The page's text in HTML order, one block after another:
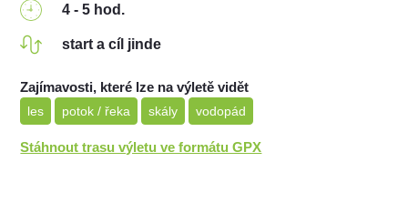
4 - 5 hod.
start a cíl jinde
Zajímavosti, které lze na výletě vidět
les potok / řeka skály vodopád
Stáhnout trasu výletu ve formátu GPX